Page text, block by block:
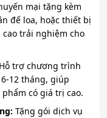
mại tặng kèm
đế loa, hoặc thiết bị
trải nghiệm cho
Hỗ trợ chương trình
12 tháng, giúp
có giá trị cao.
Tặng gói dịch vụ